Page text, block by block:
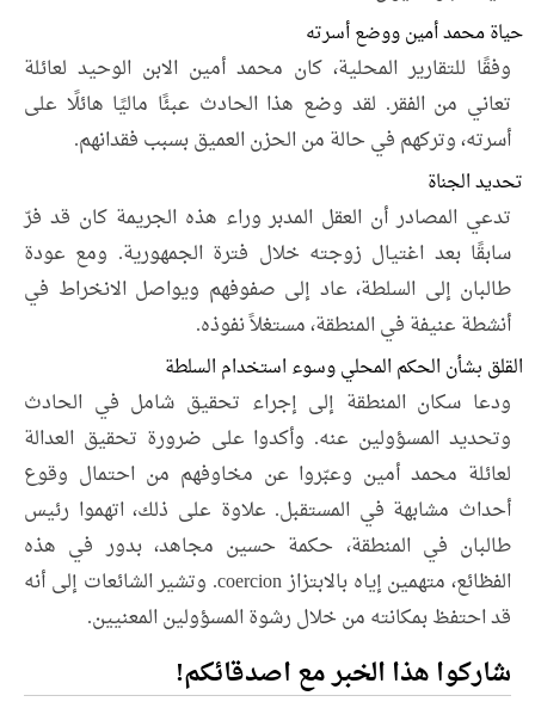
حياة محمد أمين ووضع أسرته
وفقًا للتقارير المحلية، كان محمد أمين الابن الوحيد لعائلة
تعاني من الفقر. لقد وضع هذا الحادث عبئًا ماليًا هائلًا على
أسرته، وتركهم في حالة من الحزن العميق بسبب فقدانهم.
تحديد الجناة
تدعي المصادر أن العقل المدبر وراء هذه الجريمة كان قد فرّ
سابقًا بعد اغتيال زوجته خلال فترة الجمهورية. ومع عودة
طالبان إلى السلطة، عاد إلى صفوفهم ويواصل الانخراط في
أنشطة عنيفة في المنطقة، مستغلاً نفوذه.
القلق بشأن الحكم المحلي وسوء استخدام السلطة
ودعا سكان المنطقة إلى إجراء تحقيق شامل في الحادث
وتحديد المسؤولين عنه. وأكدوا على ضرورة تحقيق العدالة
لعائلة محمد أمين وعبّروا عن مخاوفهم من احتمال وقوع
أحداث مشابهة في المستقبل. علاوة على ذلك، اتهموا رئيس
طالبان في المنطقة، حكمة حسين مجاهد، بدور في هذه
الفظائع، متهمين إياه بالابتزاز coercion. وتشير الشائعات إلى أنه
قد احتفظ بمكانته من خلال رشوة المسؤولين المعنيين.
شاركوا هذا الخبر مع اصدقائكم!